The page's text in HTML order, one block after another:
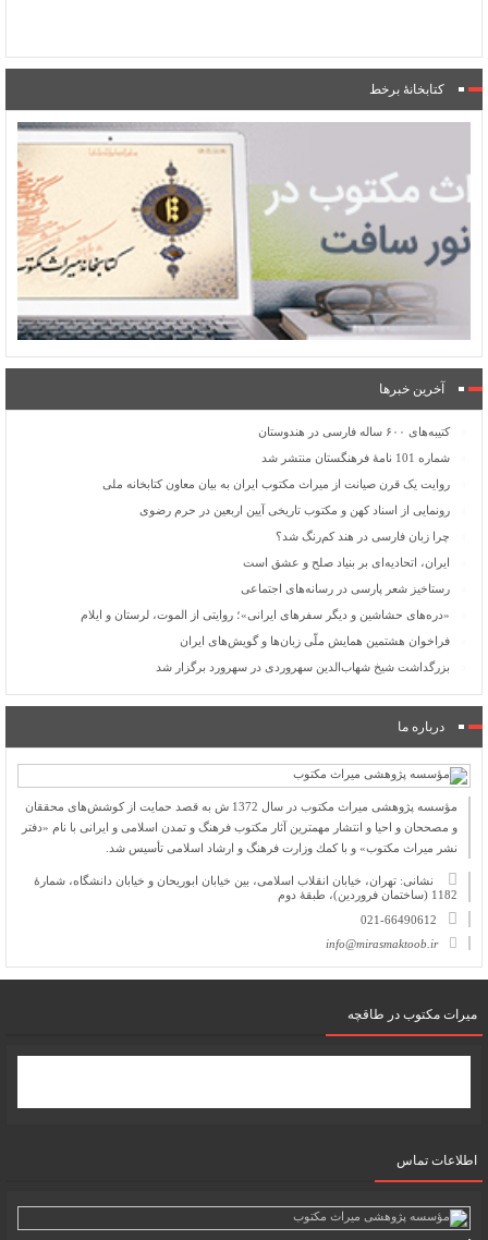
کتابخانۀ برخط
آخرین خبرها
کتیبه‌های ۶۰۰ ساله فارسی در هندوستان
شماره 101 نامۀ فرهنگستان منتشر شد
روایت یک قرن صیانت از میراث مکتوب ایران به بیان معاون کتابخانه ملی
رونمایی از اسناد کهن و مکتوب تاریخی آیین اربعین در حرم رضوی
چرا زبان فارسی در هند کم‌رنگ شد؟
ایران، اتحادیه‌ای بر بنیاد صلح و عشق است
رستاخیز شعر پارسی در رسانه‌های اجتماعی
«دره‌های حشاشین و دیگر سفرهای ایرانی»؛ روایتی از الموت، لرستان و ایلام
فراخوان هشتمین همایش ملّی زبان‌ها و گویش‌های ایران
بزرگداشت شیخ شهاب‌الدین سهروردی در سهرورد برگزار شد
درباره ما
مؤسسه پژوهشی میراث مكتوب در سال 1372 ش به قصد حمایت از كوشش‌های محققان
و مصححان و احیا و انتشار مهمترین آثار مكتوب فرهنگ و تمدن اسلامی و ایرانی با نام «دفتر
نشر میراث مكتوب» و با كمك وزارت فرهنگ و ارشاد اسلامی تأسیس شد.
نشانی: تهران، خیابان انقلاب اسلامی، بین خیابان ابوریحان و خیابان دانشگاه، شمارۀ
1182 (ساختمان فروردین)، طبقۀ دوم
021-66490612
info@mirasmaktoob.ir
میرات مکتوب در طاقچه
اطلاعات تماس